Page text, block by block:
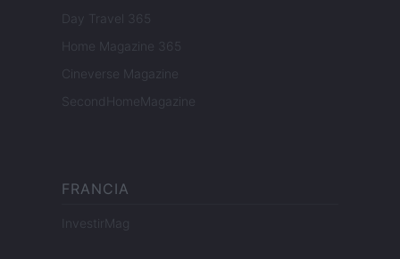
Day Travel 365
Home Magazine 365
Cineverse Magazine
SecondHomeMagazine
FRANCIA
InvestirMag